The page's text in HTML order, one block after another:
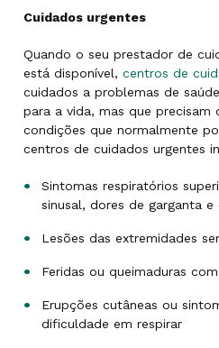
Cuidados urgentes
Quando o seu prestador de
está disponível, centros de
cuidados a problemas de
para a vida, mas que precisam
condições que normalmente
centros de cuidados urgentes
Sintomas respiratórios
sinusal, dores de garganta e
Lesões das extremidades
Feridas ou queimaduras
Erupções cutâneas ou
dificuldade em respirar